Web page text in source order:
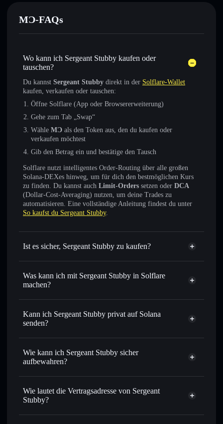
MƆ-FAQs
Wo kann ich Sergeant Stubby kaufen oder
tauschen?
Du kannst Sergeant Stubby direkt in der Solflare-Wallet
kaufen, verkaufen oder tauschen:
Öffne Solflare (App oder Browsererweiterung)
Gehe zum Tab „Swap“
Wähle MƆ als den Token aus, den du kaufen oder
verkaufen möchtest
Gib den Betrag ein und bestätige den Tausch
Solflare nutzt intelligentes Order-Routing über alle großen
Solana-DEXes hinweg, um für dich den bestmöglichen Kurs
zu finden. Du kannst auch Limit-Orders setzen oder DCA
(Dollar-Cost-Averaging) nutzen, um deine Trades zu
automatisieren. Eine vollständige Anleitung findest du unter
So kaufst du Sergeant Stubby.
Ist es sicher, Sergeant Stubby zu kaufen?
Sergeant Stubby
nicht
Was kann ich mit Sergeant Stubby in Solflare
machen?
Sergeant Stubby
Solflare-Wallet
Sofort tauschen– handle MƆ gegen SOL, USDC oder
Tausende anderer Solana-Tokens mit intelligentem Order
Zielkurs für MƆ
Durchschnittskosteneffekt nutzen
per Durchschnittskosteneffekt in MƆ einsteigen
Privat senden– übertrage MƆ, ohne Wallets öffentlich zu
verknüpfen, mithilfe des in Solflare integrierten Privacy
Aggregators
Kann ich Sergeant Stubby privat auf Solana
senden?
Privacy
Wie kann ich Sergeant Stubby sicher
aufbewahren?
Sergeant Stubby
Wie lautet die Vertragsadresse von Sergeant
Stubby?
Sergeant Stubby